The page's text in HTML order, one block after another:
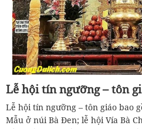
Lễ hội tín ngưỡng – tôn
Lễ hội tín ngưỡng – tôn giáo bao
Mẫu ở núi Bà Đen; lễ hội Vía Bà